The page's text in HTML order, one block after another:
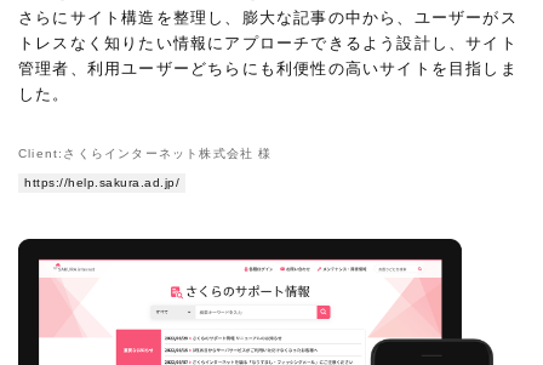
さらにサイト構造を整理し、膨大な記事の中から、ユーザーがス
トレスなく知りたい情報にアプローチできるよう設計し、サイト
管理者、利用ユーザーどちらにも利便性の高いサイトを目指しま
した。
Client:さくらインターネット株式会社 様
https://help.sakura.ad.jp/